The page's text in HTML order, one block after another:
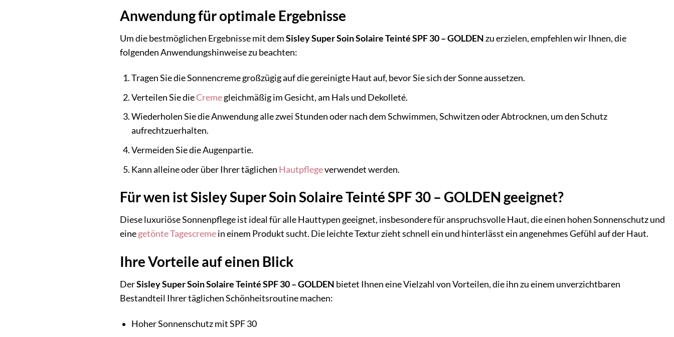
Anwendung für optimale Ergebnisse
Um die bestmöglichen Ergebnisse mit demSisley Super Soin Solaire Teinté SPF 30 – GOLDENzu erzielen, empfehlen wir Ihnen, die
folgenden Anwendungshinweise zu beachten:
Tragen Sie die Sonnencreme großzügig auf die gereinigte Haut auf, bevor Sie sich der Sonne aussetzen.
Verteilen Sie dieCremegleichmäßig im Gesicht, am Hals und Dekolleté.
Wiederholen Sie die Anwendung alle zwei Stunden oder nach dem Schwimmen, Schwitzen oder Abtrocknen, um den Schutz
aufrechtzuerhalten.
Vermeiden Sie die Augenpartie.
Kann alleine oder über Ihrer täglichen Hautpflegeverwendet werden.
Für wen ist Sisley Super Soin Solaire Teinté SPF 30 – GOLDEN geeignet?
Diese luxuriöse Sonnenpflege ist ideal für alle Hauttypen geeignet, insbesondere für anspruchsvolle Haut, die einen hohen Sonnenschutz und
einegetönte Tagescremein einem Produkt sucht. Die leichte Textur zieht schnell ein und hinterlässt ein angenehmes Gefühl auf der Haut.
Ihre Vorteile auf einen Blick
DerSisley Super Soin Solaire Teinté SPF 30 – GOLDEN bietet Ihnen eine Vielzahl von Vorteilen, die ihn zu einem unverzichtbaren
Bestandteil Ihrer täglichen Schönheitsroutine machen:
Hoher Sonnenschutz mit SPF 30